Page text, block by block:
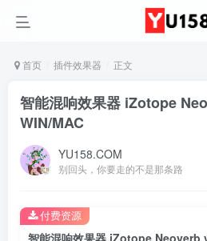
首页 插件效果器 正文
智能混响效果器 iZotope
WIN/MAC
YU158.COM
别回头，你要走的不是那条路
智能混响效果器 iZotope Neoverb
付费资源